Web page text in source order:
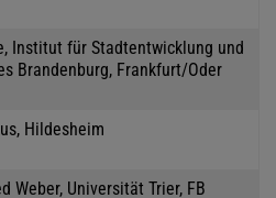
Institut für Stadtentwicklung und
Brandenburg, Frankfurt/Oder
Hildesheim
Weber, Universität Trier, FB